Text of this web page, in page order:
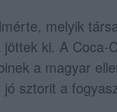
melyik
ki. A
a magyar
sztorit a